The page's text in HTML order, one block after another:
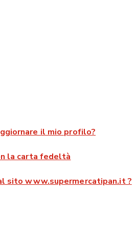
il mio profilo?
la carta fedeltà
sito www.supermercatipan.it ?